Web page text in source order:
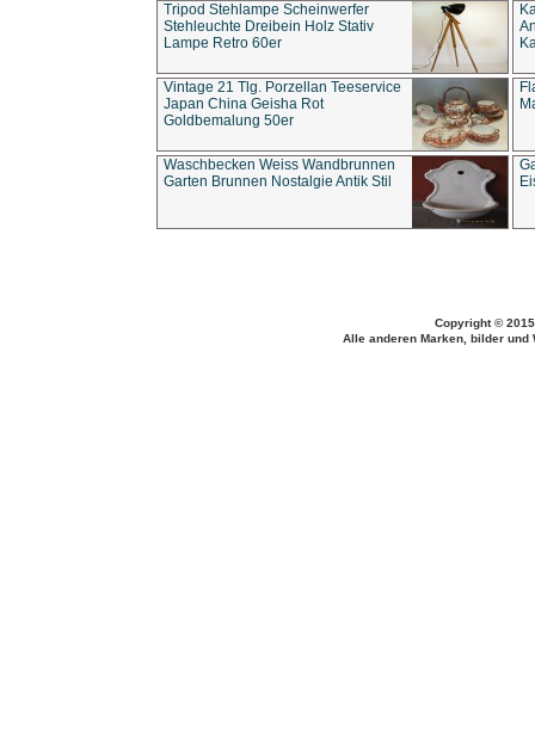
Tripod Stehlampe Scheinwerfer
Stehleuchte Dreibein Holz Stativ
Lampe Retro 60er
Vintage 21 Tlg. Porzellan Teeservice
Japan China Geisha Rot
Goldbemalung 50er
Waschbecken Weiss Wandbrunnen
Garten Brunnen Nostalgie Antik Stil
Copyright ©
Alle anderen Marken, bilder und